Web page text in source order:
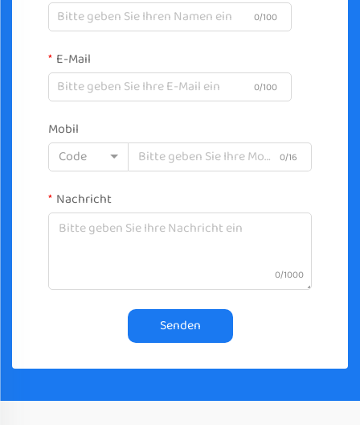
0/100
E-Mail
0/100
Mobil
Code
0/16
Nachricht
0/1000
Senden